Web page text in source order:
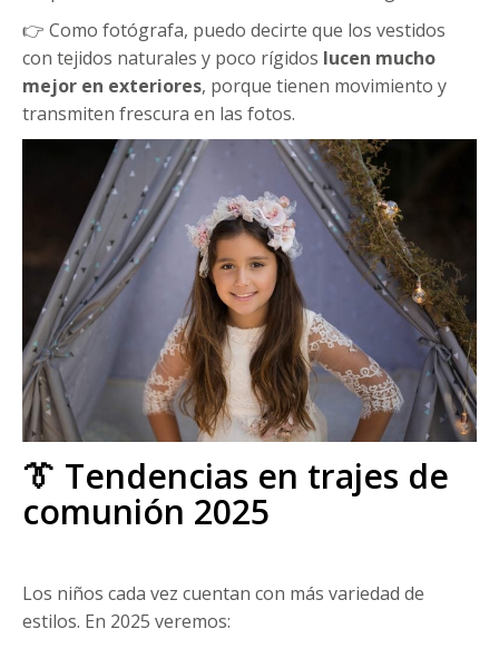
👉 Como fotógrafa, puedo decirte que los vestidos
con tejidos naturales y poco rígidos lucen mucho
mejor en exteriores, porque tienen movimiento y
transmiten frescura en las fotos.
👔 Tendencias en trajes de
comunión 2025
Los niños cada vez cuentan con más variedad de
estilos. En 2025 veremos: